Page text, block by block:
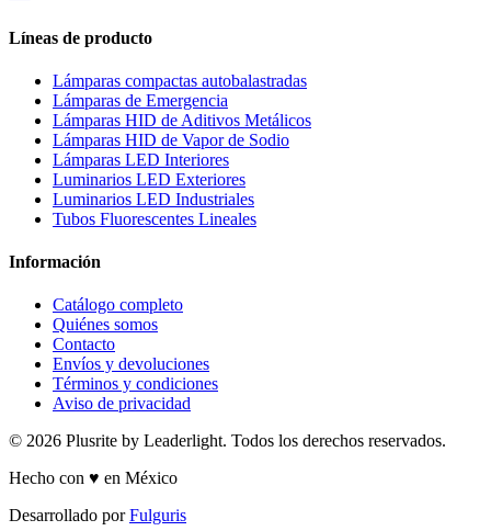
Líneas de producto
Lámparas compactas autobalastradas
Lámparas de Emergencia
Lámparas HID de Aditivos Metálicos
Lámparas HID de Vapor de Sodio
Lámparas LED Interiores
Luminarios LED Exteriores
Luminarios LED Industriales
Tubos Fluorescentes Lineales
Información
Catálogo completo
Quiénes somos
Contacto
Envíos y devoluciones
Términos y condiciones
Aviso de privacidad
© 2026 Plusrite by Leaderlight. Todos los derechos reservados.
Hecho con ♥ en México
Desarrollado porFulguris